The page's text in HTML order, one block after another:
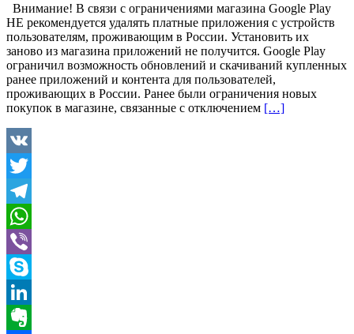
Внимание! В связи с ограничениями магазина Google Play
НЕ рекомендуется удалять платные приложения с устройств
пользователям, проживающим в России. Установить их
заново из магазина приложений не получится. Google Play
ограничил возможность обновлений и скачиваний купленных
ранее приложений и контента для пользователей,
проживающих в России. Ранее были ограничения новых
покупок в магазине, связанные с отключением Читать
[…]
VK
Twitter
Telegram
WhatsApp
Viber
Skype
LinkedIn